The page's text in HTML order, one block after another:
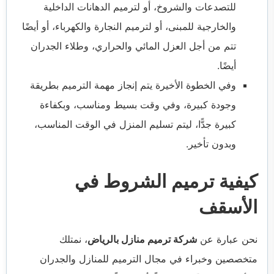
للتصدعات والشروخ، أو لترميم الدهانات الداخلية
والخارجية للمبنى، أو لترميم النجارة والكهرباء، أو أيضًا
تتم من أجل العزل المائي والحراري، وطلاء الجدران
أيضًا.
وفي الخطوة الأخيرة يتم إنجاز مهمة الترميم بطريقة
وجودة كبيرة، وفي وقت بسيط ومناسب، وبكفاءة
كبيرة جدًّا، ليتم تسليم المنزل في الوقت المناسب،
وبدون تأخير.
كيفية ترميم الشروط في
الأسقف
نحن عبارة عن شركة ترميم منازل بالرياض، نمتلك
متخصصين وخبراء في مجال الترميم للمنازل والجدران